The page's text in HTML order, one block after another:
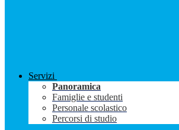
Servizi
Panoramica
Famiglie e studenti
Personale scolastico
Percorsi di studio